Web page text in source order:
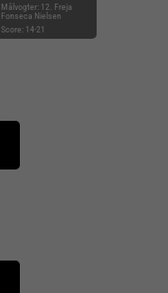
Målvogter: 12. Freja
Fonseca Nielsen
Score: 14-21